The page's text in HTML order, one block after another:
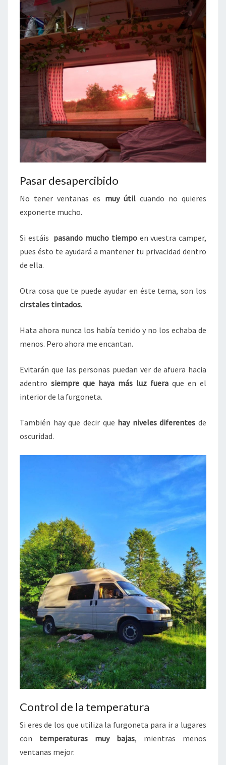
Pasar desapercibido
No tener ventanas es muy útilcuando no quieres
exponerte mucho.
Si estáis pasando mucho tiempoen vuestra camper,
pues ésto te ayudará a mantener tu privacidad dentro
de ella.
Otra cosa que te puede ayudar en éste tema, son los
cirstales tintados.
Hata ahora nunca los había tenido y no los echaba de
menos. Pero ahora me encantan.
Evitarán que las personas puedan ver de afuera hacia
adentro siempre que haya más luz fuera que en el
interior de la furgoneta.
También hay que decir que hay niveles diferentes de
oscuridad.
Control de la temperatura
Si eres de los que utiliza la furgoneta para ir a lugares
con temperaturas muy bajas, mientras menos
ventanas mejor.